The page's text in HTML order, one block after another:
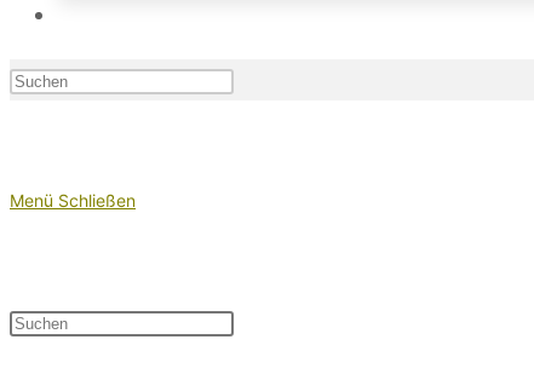
Suche
Press
Menü Schließen
Diese
Press